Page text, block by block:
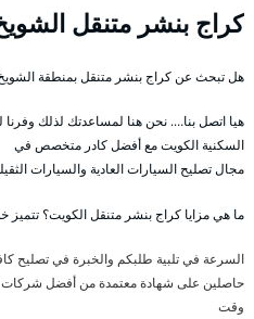
كراج بنشر متنقل
هل تبحث عن كراج بنشر متنقل بمنطقة
هيا اتصل بنا…. نحن هنا لمساعدتك لذلك
السكنية الكويت مع أفضل كادر متخصص في
مجال تصليح السيارات العادية والسيارات
ما هي مزايا كراج بنشر متنقل الكويت؟ تتميز
السرعة في تلبية طلبكم والخبرة في تصليح
حاصلين على شهادة معتمدة من أفضل شركات
وقت